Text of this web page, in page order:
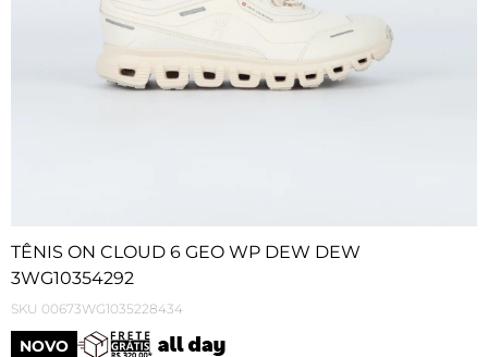
NOVO
TÊNIS ON CLOUD 6 GEO WP DEW DEW
3WG10354292
SKU 00673WG1035228434